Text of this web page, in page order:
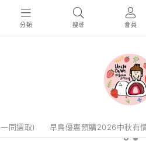
分類 搜尋 會員
同選取) 早鳥優惠預購2026中秋有